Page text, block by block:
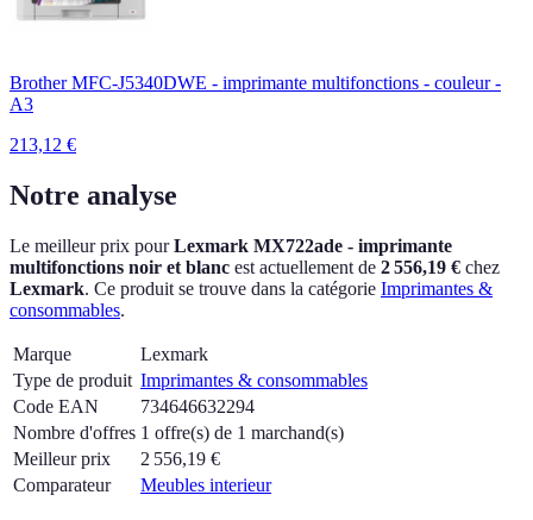
Brother MFC-J5340DWE - imprimante multifonctions - couleur -
A3
213,12 €
Notre analyse
Le meilleur prix pourLexmark MX722ade - imprimante
multifonctions noir et blanc est actuellement de 2 556,19 € chez
Lexmark. Ce produit se trouve dans la catégorie Imprimantes &
consommables.
Marque
Lexmark
Type de produit Imprimantes & consommables
Code EAN
734646632294
Nombre d'offres 1 offre(s) de 1 marchand(s)
Meilleur prix
2 556,19 €
Comparateur
Meubles interieur